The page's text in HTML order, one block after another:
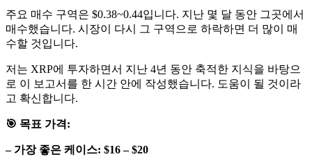
주요 매수 구역은 $0.38~0.44입니다. 지난 몇 달 동안 그곳에서
매수했습니다. 시장이 다시 그 구역으로 하락하면 더 많이 매
수할 것입니다.
저는 XRP에 투자하면서 지난 4년 동안 축적한 지식을 바탕으
로 이 보고서를 한 시간 안에 작성했습니다. 도움이 될 것이라
고 확신합니다.
🎯 목표 가격:
– 가장 좋은 케이스: $16 – $20